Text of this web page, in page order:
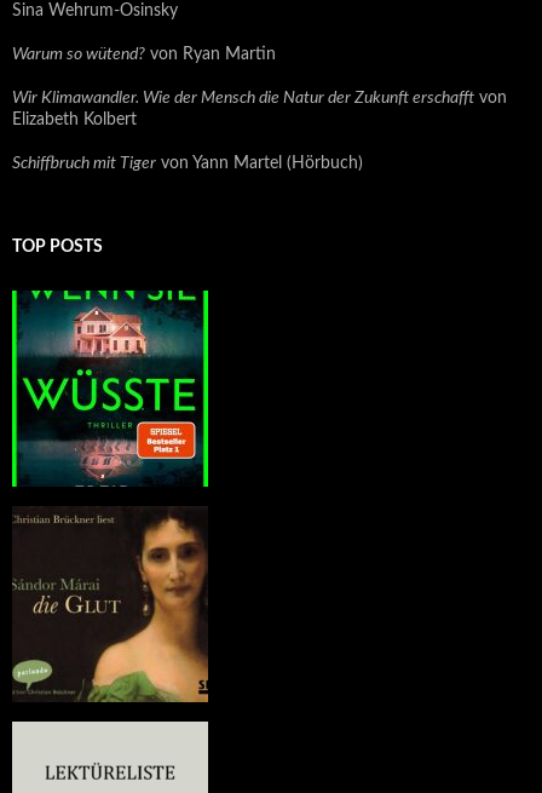
Sina Wehrum-Osinsky
Warum so wütend? von Ryan Martin
Wir Klimawandler. Wie der Mensch die Natur der Zukunft erschafft von
Elizabeth Kolbert
Schiffbruch mit Tiger von Yann Martel (Hörbuch)
TOP POSTS